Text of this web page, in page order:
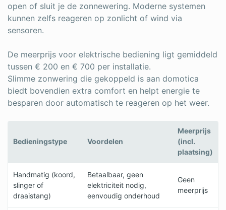
open of sluit je de zonnewering. Moderne systemen
kunnen zelfs reageren op zonlicht of wind via
sensoren.
De meerprijs voor elektrische bediening ligt gemiddeld
tussen € 200 en € 700 per installatie.
Slimme zonwering die gekoppeld is aan domotica
biedt bovendien extra comfort en helpt energie te
besparen door automatisch te reageren op het weer.
Bedieningstype Voordelen
Meerprijs
(incl.
plaatsing)
Handmatig (koord,
slinger of
draaistang)
Betaalbaar, geen
elektriciteit nodig,
eenvoudig onderhoud
Geen
meerprijs